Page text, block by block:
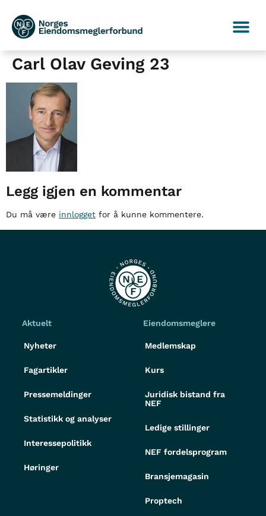
Carl Olav Geving 23
Legg igjen en kommentar
Du må være innlogget for å kunne kommentere.
Aktuelt
Nyheter
Fagartikler
Pressemeldinger
Statistikk og analyser
Interessepolitikk
Høringer
Eiendomsmeglere
Medlemskap
Kurs
Juridisk bistand fra
NEF
Ledige stillinger
NEF fordelsprogram
Bransjemagasin
Proptech